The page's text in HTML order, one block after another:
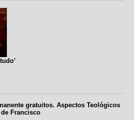
gratuitos. Aspectos Teológicos
Francisco